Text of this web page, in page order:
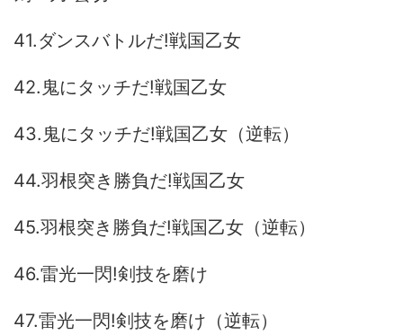
41.ダンスバトルだ!戦国乙女
42.鬼にタッチだ!戦国乙女
43.鬼にタッチだ!戦国乙女（逆転）
44.羽根突き勝負だ!戦国乙女
45.羽根突き勝負だ!戦国乙女（逆転）
46.雷光一閃!剣技を磨け
47.雷光一閃!剣技を磨け（逆転）